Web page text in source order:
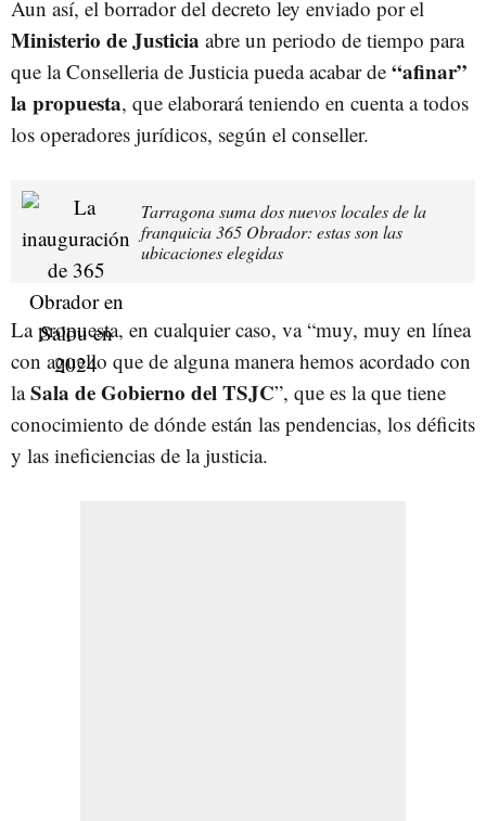
Aun así, el borrador del decreto ley enviado por el
Ministerio de Justicia abre un periodo de tiempo para
que la Conselleria de Justicia pueda acabar de “afinar”
la propuesta, que elaborará teniendo en cuenta a todos
los operadores jurídicos, según el conseller.
Tarragona suma dos nuevos locales de la
franquicia 365 Obrador: estas son las
ubicaciones elegidas
La propuesta, en cualquier caso, va “muy, muy en línea
con aquello que de alguna manera hemos acordado con
laSala de Gobierno del TSJC”, que es la que tiene
conocimiento de dónde están las pendencias, los déficits
y las ineficiencias de la justicia.